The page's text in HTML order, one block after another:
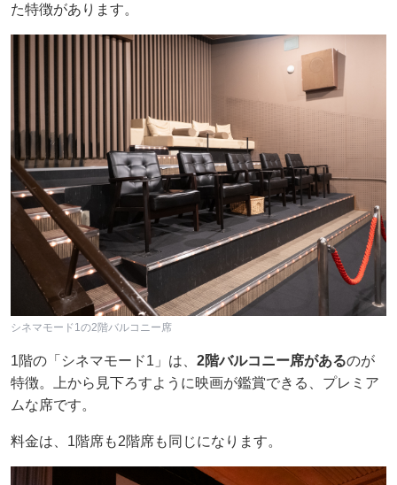
た特徴があります。
シネマモード1の2階バルコニー席
1階の「シネマモード1」は、 2階バルコニー席があるのが
特徴。上から見下ろすように映画が鑑賞できる、プレミア
ムな席です。
料金は、1階席も2階席も同じになります。